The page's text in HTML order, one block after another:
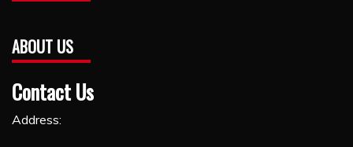
ABOUT US
Contact Us
Address: